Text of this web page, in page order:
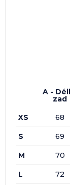
A -
zad
XS
68
S 69
M 70
L 72